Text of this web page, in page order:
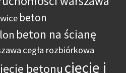
beton
beton na ścianę
cegła rozbiórkowa
betonu cięcie i